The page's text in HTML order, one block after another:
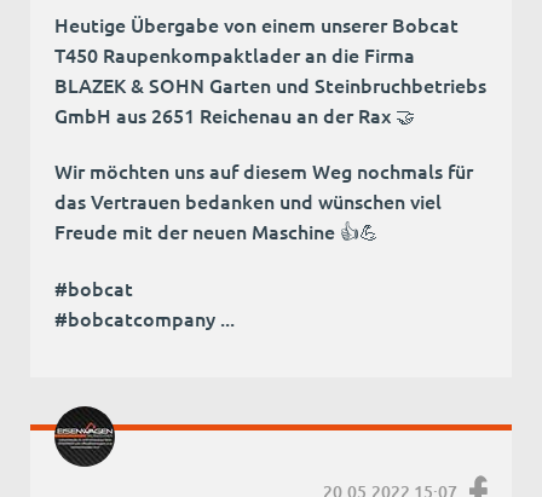
Heutige Übergabe von einem unserer Bobcat
T450 Raupenkompaktlader an die Firma
BLAZEK & SOHN Garten und Steinbruchbetriebs
GmbH aus 2651 Reichenau an der Rax 🤝
Wir möchten uns auf diesem Weg nochmals für
das Vertrauen bedanken und wünschen viel
Freude mit der neuen Maschine 👍💪
#bobcat
#bobcatcompany ...
20.05.2022 15:07